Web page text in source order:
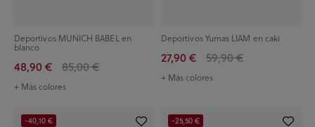
Deportivos MUNICH BABEL en
blanco
48,90 € 85,00 €
+ Más colores
Deportivos Yumas LIAM en caki
27,90 € 59,90 €
+ Más colores
-40,10 € -25,50 €